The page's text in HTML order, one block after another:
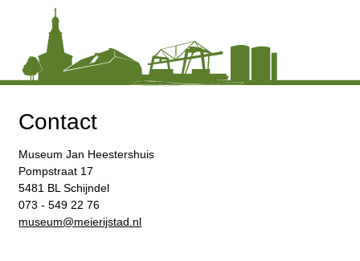
Contact
Museum Jan Heestershuis
Pompstraat 17
5481 BL Schijndel
073 - 549 22 76
​museum@meierijstad.nl